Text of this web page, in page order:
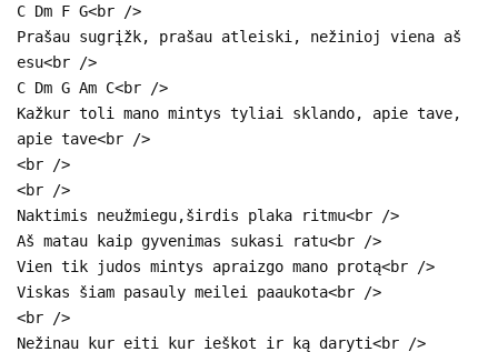
C Dm F G<br />
Prašau sugrįžk, prašau atleiski, nežinioj viena aš
esu<br />
C Dm G Am C<br />
Kažkur toli mano mintys tyliai sklando, apie tave,
apie tave<br />
<br />
<br />
Naktimis neužmiegu,širdis plaka ritmu<br />
Aš matau kaip gyvenimas sukasi ratu<br />
Vien tik judos mintys apraizgo mano protą<br />
Viskas šiam pasauly meilei paaukota<br />
<br />
Nežinau kur eiti kur ieškot ir ką daryti<br />